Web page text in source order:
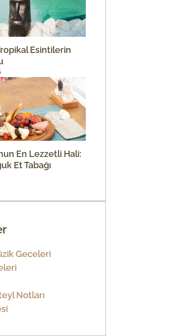
Esintilerin
En Lezzetli Hali:
Et Tabağı
Geceleri
Notları